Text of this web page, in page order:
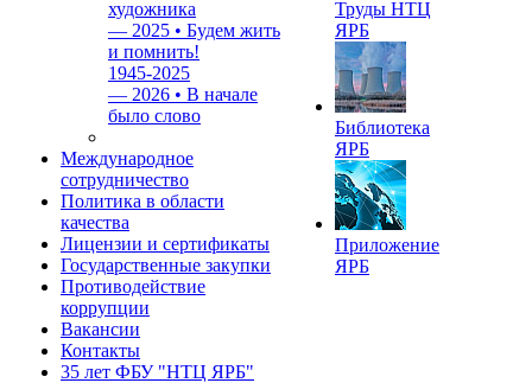
художника
— 2025 • Будем жить
и помнить!
1945-2025
— 2026 • В начале
было слово
Международное
сотрудничество
Политика в области
качества
Лицензии и сертификаты
Государственные закупки
Противодействие
коррупции
Вакансии
Контакты
35 лет ФБУ "НТЦ ЯРБ"
Труды НТЦ
ЯРБ
Библиотека
ЯРБ
Приложение
ЯРБ